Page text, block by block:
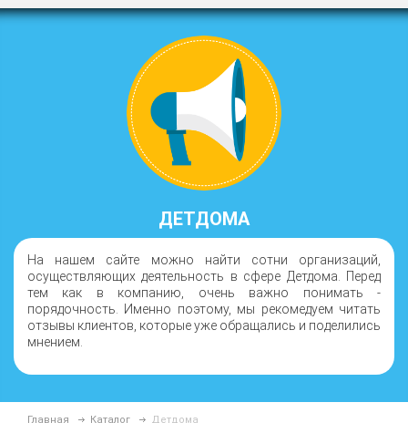
ДЕТДОМА
На нашем сайте можно найти сотни организаций,
осуществляющих деятельность в сфере Детдома. Перед
тем как в компанию, очень важно понимать -
порядочность. Именно поэтому, мы рекомедуем читать
отзывы клиентов, которые уже обращались и поделились
мнением.
Главная Каталог Детдома